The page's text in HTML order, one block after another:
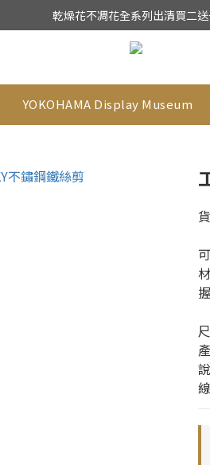
★日本東京堂花材系列全面出清特
乾燥花不凋花全系列出清買二
★日本東京堂花材系列全面出清特
YOKOHAMA Display Museum